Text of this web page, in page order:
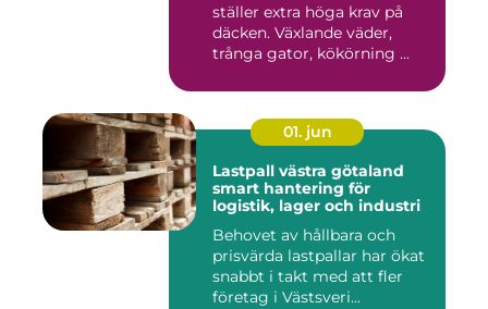
ställer extra höga krav på
däcken. Växlande väder,
trånga gator, kökörning ...
01. jun
Lastpall västra götaland
smart hantering för
logistik, lager och industri
Behovet av hållbara och
prisvärda lastpallar har ökat
snabbt i takt med att fler
företag i Västsveri...